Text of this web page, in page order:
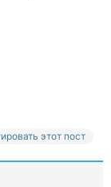
этот пост